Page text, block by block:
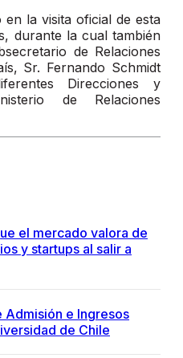
la visita oficial de esta
durante la cual también
de Relaciones
Sr. Fernando Schmidt
Direcciones y
de Relaciones
el mercado valora de
y startups al salir a
Admisión e Ingresos
de Chile